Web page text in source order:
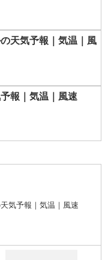
天気予報｜気温｜風
報｜気温｜風速
気予報｜気温｜風速